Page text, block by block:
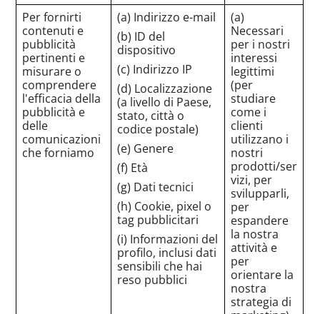
Per fornirti
contenuti e
pubblicità
pertinenti e
misurare o
comprendere
l'efficacia della
pubblicità e
delle
comunicazioni
che forniamo
(a) Indirizzo e-mail
(b) ID del
dispositivo
(c) Indirizzo IP
(d) Localizzazione
(a livello di Paese,
stato, città o
codice postale)
(e) Genere
(f) Età
(g) Dati tecnici
(h) Cookie, pixel o
tag pubblicitari
(i) Informazioni del
profilo, inclusi dati
sensibili che hai
reso pubblici
(a)
Necessari
per i nostri
interessi
legittimi
(per
studiare
come i
clienti
utilizzano i
nostri
prodotti/ser
vizi, per
svilupparli,
per
espandere
la nostra
attività e
per
orientare la
nostra
strategia di